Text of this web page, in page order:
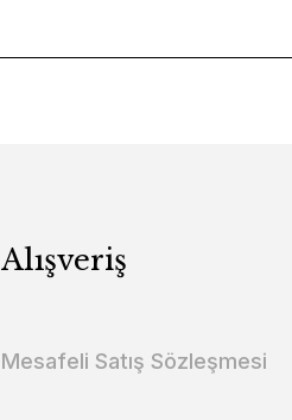
Alışveriş
Mesafeli Satış Sözleşmesi